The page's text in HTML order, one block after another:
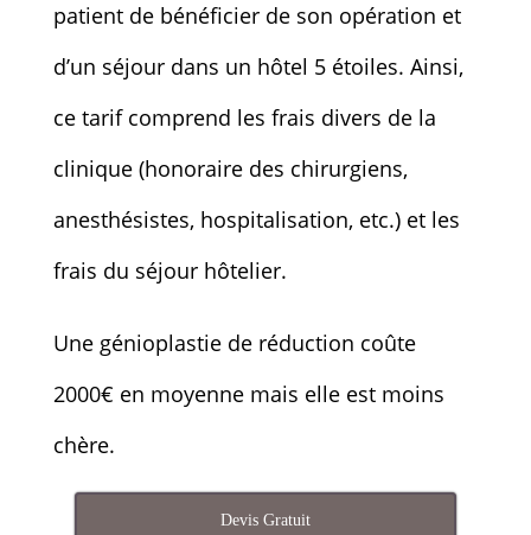
patient de bénéficier de son opération et
d’un séjour dans un hôtel 5 étoiles. Ainsi,
ce tarif comprend les frais divers de la
clinique (honoraire des chirurgiens,
anesthésistes, hospitalisation, etc.) et les
frais du séjour hôtelier.
Une génioplastie de réduction coûte
2000€ en moyenne mais elle est moins
chère.
Devis Gratuit